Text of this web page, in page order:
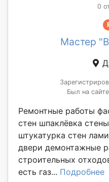
0
Мастер
Был на
Ремонтные работы
стен шпаклёвка
штукатурка стен
двери демонтажные
строительных
есть газ... Подробнее